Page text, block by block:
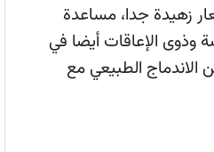
زهيدة جدا، مساعدة
وذوى الإعاقات أيضا في
الاندماج الطبيعي مع